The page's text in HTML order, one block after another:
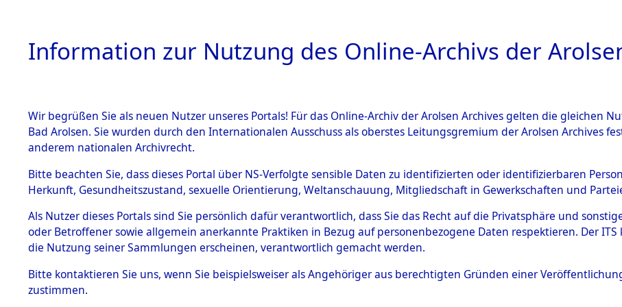
HOME BESTANDSBESCHREIBUNG ARCHIVALE ÜBERSICHT BILD
BESTÄNDE
Inhaftierungsdoku
mente
5. Verschiedenes
Todesmärsche
5.3.1 Alliierte
Ermittlungen zu den Orten Ebenried -
→0124 (84597877)
0124 (84597877)
Information zur Nutzung des Online-Archivs der
Wir begrüßen Sie als neuen Nutzer unseres Portals! Für das Online-Archiv der Arolsen Archives gelten die gleichen
Bad Arolsen. Sie wurden durch den Internationalen Ausschuss als oberstes Leitungsgremium der Arolsen Archives
anderem nationalen Archivrecht.
Bitte beachten Sie, dass dieses Portal über NS-Verfolgte sensible Daten zu identifizierten oder identifizierbaren
Herkunft, Gesundheitszustand, sexuelle Orientierung, Weltanschauung, Mitgliedschaft in Gewerkschaften und
Als Nutzer dieses Portals sind Sie persönlich dafür verantwortlich, dass Sie das Recht auf die Privatsphäre und
oder Betroffener sowie allgemein anerkannte Praktiken in Bezug auf personenbezogene Daten respektieren. Der
die Nutzung seiner Sammlungen erscheinen, verantwortlich gemacht werden.
Bitte kontaktieren Sie uns, wenn Sie beispielsweiser als Angehöriger aus berechtigten Gründen einer
zustimmen.